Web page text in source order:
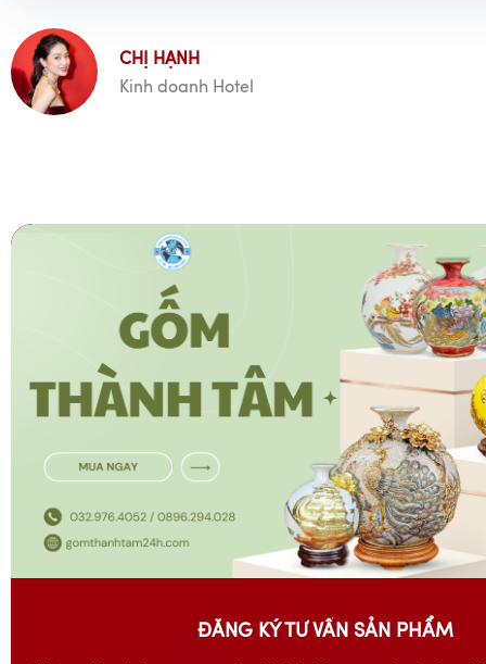
CHỊ HẠNH
Kinh doanh Hotel
ĐĂNG KÝ TƯ VẤN SẢN PHẨM